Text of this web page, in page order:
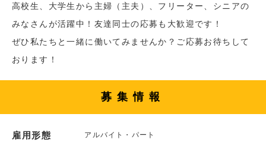
高校生、大学生から主婦（主夫）、フリーター、シニアの
みなさんが活躍中！友達同士の応募も大歓迎です！
ぜひ私たちと一緒に働いてみませんか？ご応募お待ちして
おります！
募集情報
雇用形態 アルバイト・パート